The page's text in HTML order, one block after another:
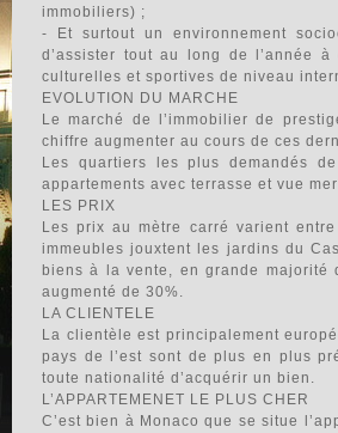
immobiliers) ;
- Et surtout un environnement
d’assister tout au long de l’année à
culturelles et sportives de niveau
EVOLUTION DU MARCHE
Le marché de l’immobilier de
chiffre augmenter au cours de ces
Les quartiers les plus demandés
appartements avec terrasse et vue
LES PRIX
Les prix au mètre carré varient
immeubles jouxtent les jardins du
biens à la vente, en grande majorité
augmenté de 30%.
LA CLIENTELE
La clientèle est principalement
pays de l’est sont de plus en plus
toute nationalité d’acquérir un bien.
L’APPARTEMENET LE PLUS CHER
C’est bien à Monaco que se situe